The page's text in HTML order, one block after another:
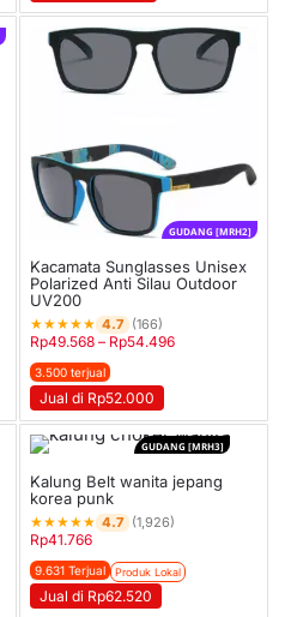
GUDANG [MRH2]
Kacamata Sunglasses Unisex
Polarized Anti Silau Outdoor
UV200
★★★★★ 4.7 (166)
Rp49.568 – Rp54.496
3.500 terjual
Jual di Rp52.000
GUDANG [MRH3]
Kalung Belt wanita jepang
korea punk
★★★★★ 4.7 (1,926)
Rp41.766
9.631 Terjual Produk Lokal
Jual di Rp62.520